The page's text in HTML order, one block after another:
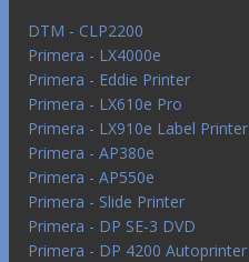
DTM - CLP2200
Primera - LX4000e
Primera - Eddie Printer
Primera - LX610e Pro
Primera - LX910e Label Printer
Primera - AP380e
Primera - AP550e
Primera - Slide Printer
Primera - DP SE-3 DVD
Primera - DP 4200 Autoprinter